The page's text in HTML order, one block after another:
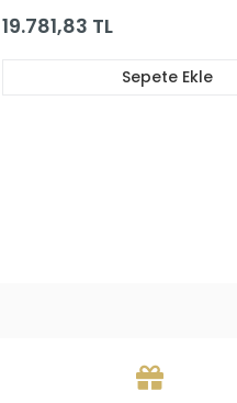
22.645,87 TL
Sepete Ekle